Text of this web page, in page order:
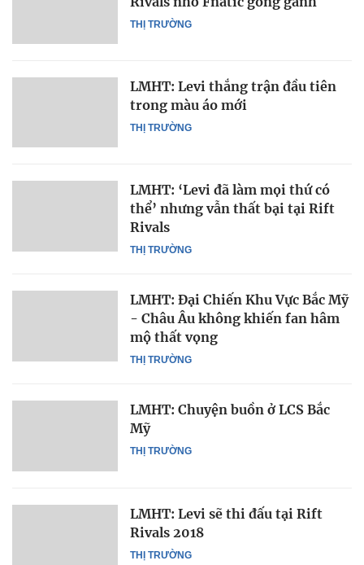
THỊ TRƯỜNG
THỊ TRƯỜNG
LMHT: Levi thắng trận đầu tiên
trong màu áo mới
THỊ TRƯỜNG
LMHT: ‘Levi đã làm mọi thứ có
thể’ nhưng vẫn thất bại tại Rift
Rivals
THỊ TRƯỜNG
LMHT: Đại Chiến Khu Vực Bắc Mỹ
- Châu Âu không khiến fan hâm
mộ thất vọng
THỊ TRƯỜNG
LMHT: Chuyện buồn ở LCS Bắc
Mỹ
THỊ TRƯỜNG
LMHT: Levi sẽ thi đấu tại Rift
Rivals 2018